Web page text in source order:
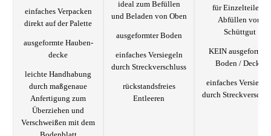
einfaches Verpacken
direkt auf der Palette
ausgeformte Hauben­
decke
leichte Handhabung
durch maßgenaue
Anfertigung zum
Überziehen und
Verschweißen mit dem
ideal zum Befüllen
und Beladen von Oben
ausgeformter Boden
einfaches Versiegeln
durch Streckverschluss
rückstands­freies
Entleeren
für Einzelteile &
Abfüllen von
Schüttgut
KEIN ausgeformter
Boden / Decke
einfaches
durch